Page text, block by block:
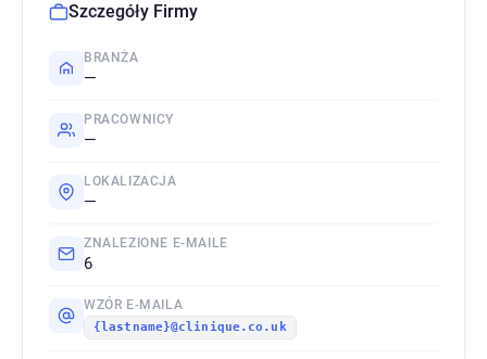
Szczegóły Firmy
BRANŻA
—
PRACOWNICY
—
LOKALIZACJA
—
ZNALEZIONE E-MAILE
6
WZÓR E-MAILA
{lastname}@clinique.co.uk